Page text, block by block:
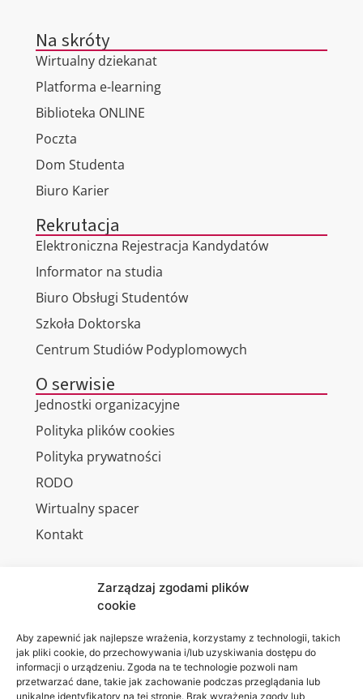
Zarządzaj zgodami plików
cookie
Aby zapewnić jak najlepsze wrażenia, korzystamy z technologii, takich
jak pliki cookie, do przechowywania i/lub uzyskiwania dostępu do
informacji o urządzeniu. Zgoda na te technologie pozwoli nam
przetwarzać dane, takie jak zachowanie podczas przeglądania lub
unikalne identyfikatory na tej stronie. Brak wyrażenia zgody lub
Na skróty
Wirtualny dziekanat
Platforma e-learning
Biblioteka ONLINE
Poczta
Dom Studenta
Biuro Karier
Rekrutacja
Elektroniczna Rejestracja Kandydatów
Informator na studia
Biuro Obsługi Studentów
Szkoła Doktorska
Centrum Studiów Podyplomowych
O serwisie
Jednostki organizacyjne
Polityka plików cookies
Polityka prywatności
RODO
Wirtualny spacer
Kontakt
Akademia
WSEI
ul.